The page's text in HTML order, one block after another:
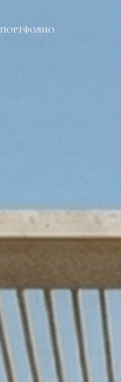
ПОРТФОЛИО